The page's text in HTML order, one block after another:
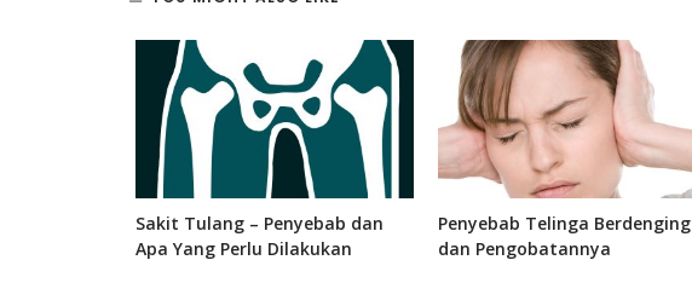
Sakit Tulang – Penyebab dan
Apa Yang Perlu Dilakukan
Penyebab Telinga Berdenging
dan Pengobatannya